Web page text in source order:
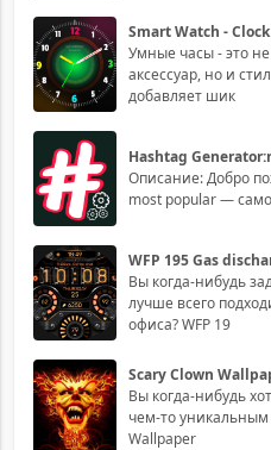
Smart Watch -
Умные часы - это
аксессуар, но и
добавляет шик
Hashtag
Описание: Добро
most popular —
WFP 195 Gas
Вы когда-нибудь
лучше всего
офиса? WFP 19
Scary Clown
Вы когда-нибудь
чем-то
Wallpaper